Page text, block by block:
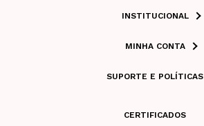
INSTITUCIONAL
MINHA CONTA
SUPORTE E POLÍTICAS
CERTIFICADOS